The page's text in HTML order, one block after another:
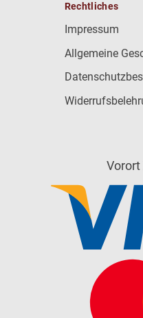
Rechtliches
Impressum
Allgemeine
Vorort